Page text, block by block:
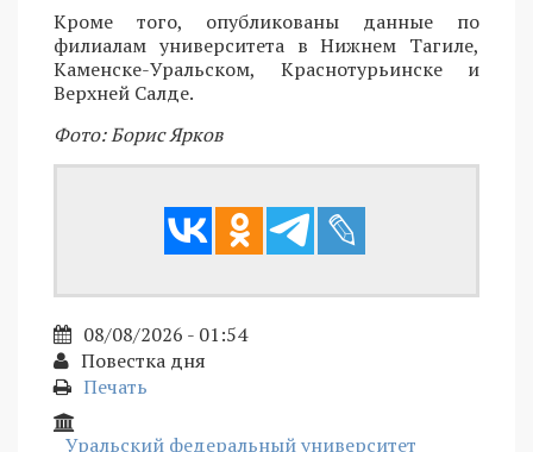
Кроме того, опубликованы данные по
филиалам университета в Нижнем Тагиле,
Каменске-Уральском, Краснотурьинске и
Верхней Салде.
Фото: Борис Ярков
08/08/2026 - 01:54
Повестка дня
Печать
Уральский федеральный университет